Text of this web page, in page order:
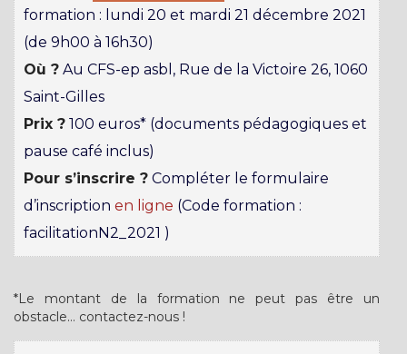
formation : lundi 20 et mardi 21 décembre 2021
(de 9h00 à 16h30)
Où ? Au CFS-ep asbl, Rue de la Victoire 26, 1060
Saint-Gilles
Prix ? 100 euros* (documents pédagogiques et
pause café inclus)
Pour s’inscrire ? Compléter le formulaire
d’inscription en ligne (Code formation :
facilitationN2_2021 )
*Le montant de la formation ne peut pas être un
obstacle… contactez-nous !